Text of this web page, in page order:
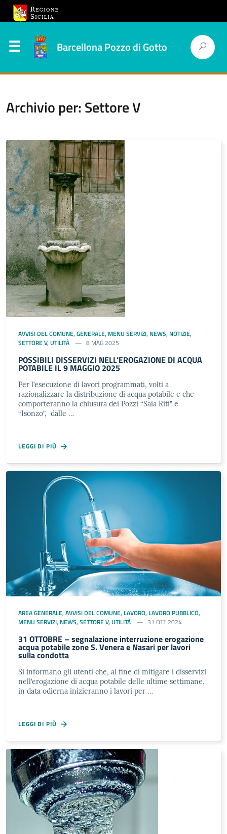
Barcellona Pozzo di Gotto
Archivio per: Settore V
AVVISI DEL COMUNE, GENERALE, MENU SERVIZI, NEWS, NOTIZIE,
SETTORE V, UTILITÀ 8 MAG 2025
POSSIBILI DISSERVIZI NELL’EROGAZIONE DI ACQUA
POTABILE IL 9 MAGGIO 2025
Per l’esecuzione di lavori programmati, volti a
razionalizzare la distribuzione di acqua potabile e che
comporteranno la chiusura dei Pozzi “Saia Riti” e
“Isonzo”, dalle …
LEGGI DI PIÙ
AREA GENERALE, AVVISI DEL COMUNE, LAVORO, LAVORO PUBBLICO,
MENU SERVIZI, NEWS, SETTORE V, UTILITÀ 31 OTT 2024
31 OTTOBRE – segnalazione interruzione erogazione
acqua potabile zone S. Venera e Nasari per lavori
sulla condotta
Si informano gli utenti che, al fine di mitigare i disservizi
nell’erogazione di acqua potabile delle ultime settimane,
in data odierna inizieranno i lavori per …
LEGGI DI PIÙ